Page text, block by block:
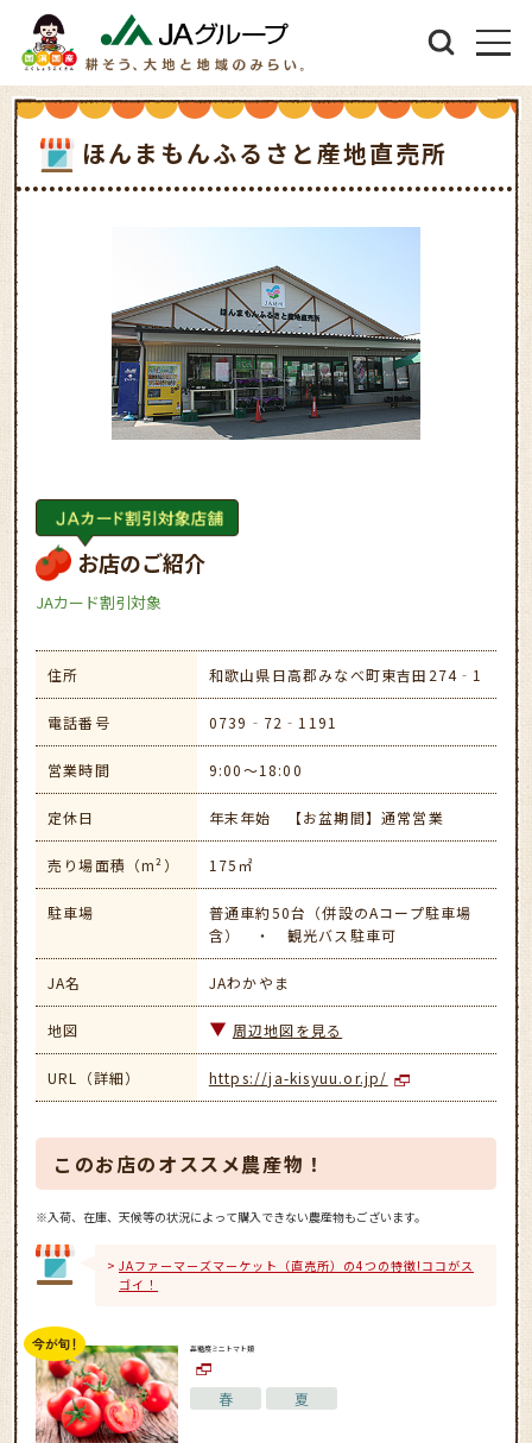
ほんまもんふるさと産地直売所
お店のご紹介
JAカード割引対象
住所 和歌山県日高郡みなべ町東吉田274‐1
電話番号 0739‐72‐1191
営業時間 9:00～18:00
定休日 年末年始 【お盆期間】通常営業
売り場面積（m²） 175㎡
駐車場
普通車約50台（併設のAコープ駐車場
含） ・ 観光バス駐車可
JA名 JAわかやま
地図 周辺地図を見る
URL（詳細） https://ja-kisyuu.or.jp/
このお店のオススメ農産物！
※入荷、在庫、天候等の状況によって購入できない農産物もございます。
JAファーマーズマーケット（直売所）の4つの特徴!ココがス
ゴイ！
高糖度ミニトマト類
春 夏